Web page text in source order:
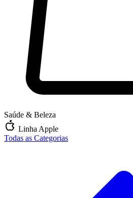
Saúde & Beleza
Linha Apple
Todas as Categorias